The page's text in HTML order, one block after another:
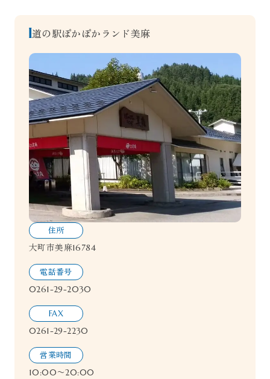
道の駅ぽかぽかランド美麻
住所
大町市美麻16784
電話番号
0261-29-2030
FAX
0261-29-2230
営業時間
10:00〜20:00